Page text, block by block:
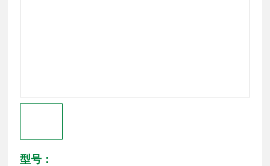
型号：